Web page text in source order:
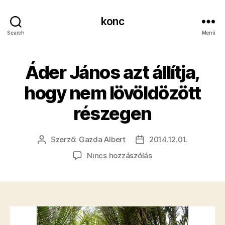
Search
konc
Menü
Áder János azt állítja,
hogy nem lövöldözött
részegen
Bejegyzés
Szerző: Gazda Albert
Bejegyzés
dátuma
2014.12.01.
Nincs hozzászólása(z)
hogy
nem